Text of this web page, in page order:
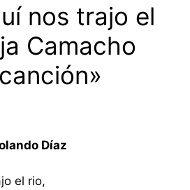
nos trajo el
Camacho
Díaz
el rio,